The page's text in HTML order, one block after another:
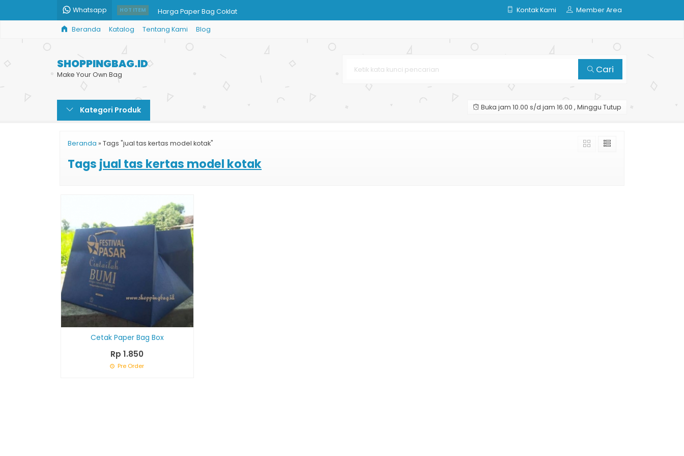
Whatsapp HOT ITEM Harga Paper Bag Coklat
Shopping Bag Harga Terbaru
Paper Bag Jumbo
Tas Kertas Custom Ukuran
Paperbag Murah - Tas Kertas
Kontak Kami Member Area
Beranda Katalog Tentang Kami Blog
SHOPPINGBAG.ID
Make Your Own Bag Cari
Kategori Produk Buka jam 10.00 s/d jam 16.00 , Minggu Tutup
Beranda » Tags "jual tas kertas model kotak"
Tags jual tas kertas model kotak
Cetak Paper Bag Box
Rp 1.850
Pre Order